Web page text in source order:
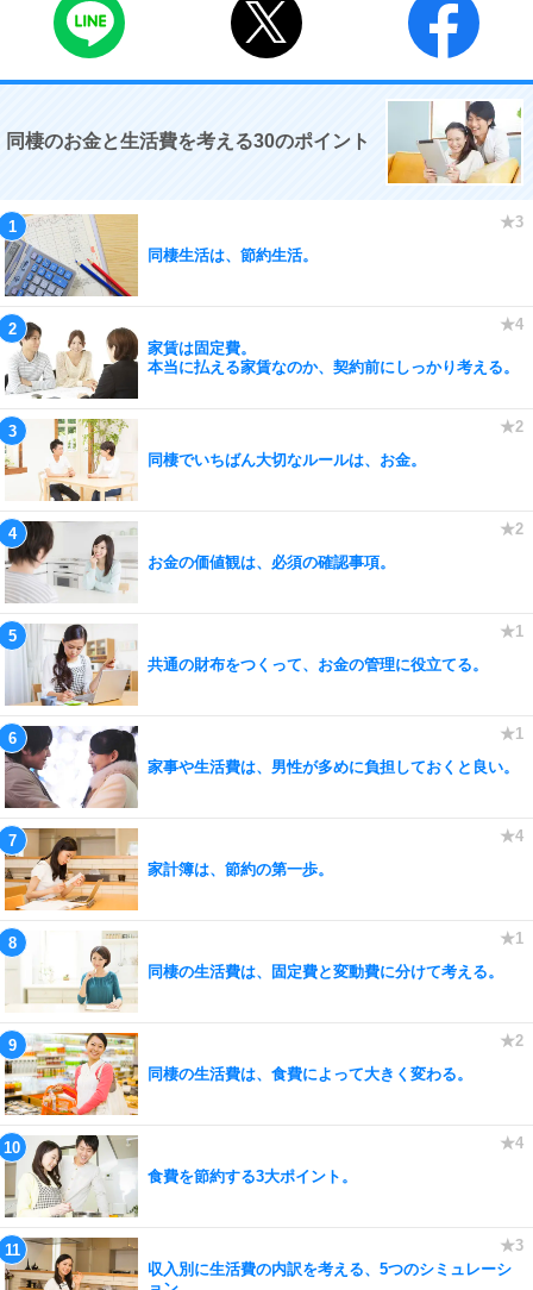
同棲のお金と生活費を考える30のポイント
同棲生活は、節約生活。
家賃は固定費。
本当に払える家賃なのか、契約前にしっかり考える。
同棲でいちばん大切なルールは、お金。
お金の価値観は、必須の確認事項。
共通の財布をつくって、お金の管理に役立てる。
家事や生活費は、男性が多めに負担しておくと良い。
家計簿は、節約の第一歩。
同棲の生活費は、固定費と変動費に分けて考える。
同棲の生活費は、食費によって大きく変わる。
食費を節約する3大ポイント。
収入別に生活費の内訳を考える、5つのシミュレーシ